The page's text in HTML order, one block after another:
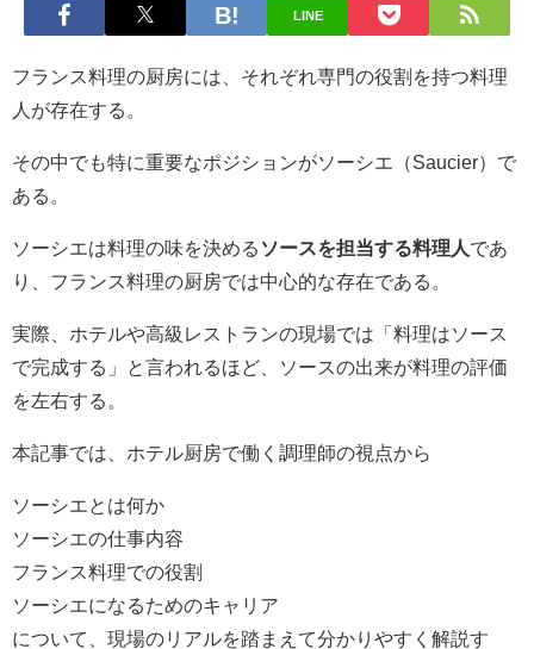
LINE
フランス料理の厨房には、それぞれ専門の役割を持つ料理
人が存在する。
その中でも特に重要なポジションがソーシエ（Saucier）で
ある。
ソーシエは料理の味を決める ソースを担当する料理人 であ
り、フランス料理の厨房では中心的な存在である。
実際、ホテルや高級レストランの現場では「料理はソース
で完成する」と言われるほど、ソースの出来が料理の評価
を左右する。
本記事では、ホテル厨房で働く調理師の視点から
ソーシエとは何か
ソーシエの仕事内容
フランス料理での役割
ソーシエになるためのキャリア
について、現場のリアルを踏まえて分かりやすく解説す